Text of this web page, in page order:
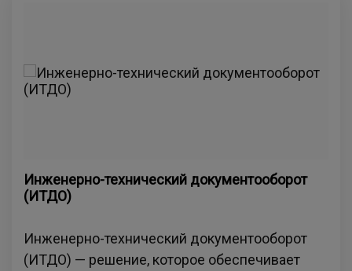
Инженерно-технический документооборот
(ИТДО)
Инженерно-технический документооборот
(ИТДО) — решение, которое обеспечивает